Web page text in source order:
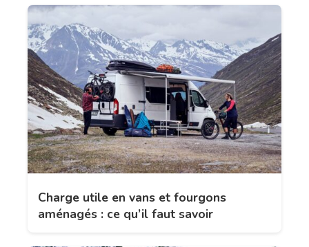
Charge utile en vans et fourgons
aménagés : ce qu’il faut savoir